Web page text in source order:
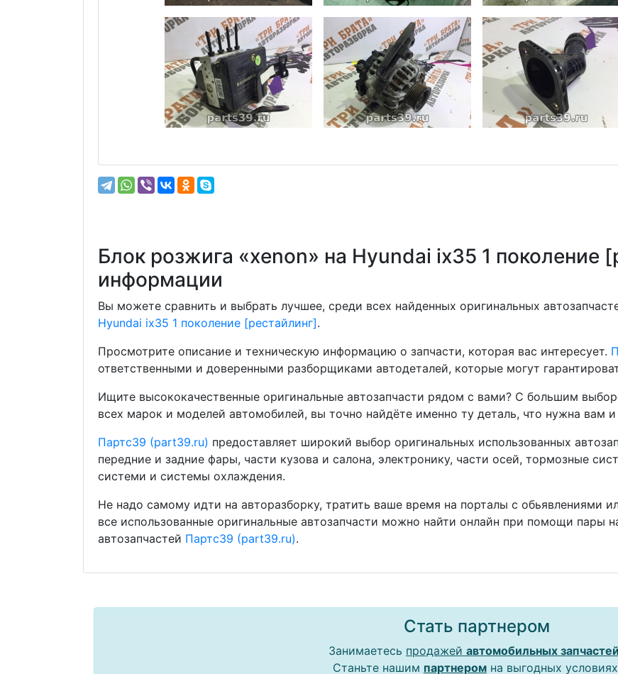
Блок розжига «хenon» на Hyundai ix35 1 поколение
информации
Вы можете сравнить и выбрать лучшее, среди всех найденных оригинальных
Hyundai ix35 1 поколение [рестайлинг].
Просмотрите описание и техническую информацию о запчасти, которая вас интересует.
ответственными и доверенными разборщиками автодеталей, которые могут
Ищите высококачественные оригинальные автозапчасти рядом с вами? С большим
всех марок и моделей автомобилей, вы точно найдёте именно ту деталь, что нужна вам
Партс39 (part39.ru) предоставляет широкий выбор оригинальных использованных
передние и задние фары, части кузова и салона, электронику, части осей, тормозные
системи и системы охлаждения.
Не надо самому идти на авторазборку, тратить ваше время на порталы с обьявлениями
все использованные оригинальные автозапчасти можно найти онлайн при помощи пары
автозапчастей Партс39 (part39.ru).
Стать партнером
Занимаетесь продажей автомобильных запчастей
Станьте нашим партнером на выгодных